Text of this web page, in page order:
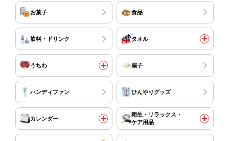
お菓子 食品
飲料・ドリンク タオル
うちわ 扇子
ハンディファン ひんやりグッズ
カレンダー
衛生・リラックス・
ケア用品